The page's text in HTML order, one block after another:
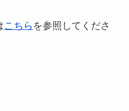
こちら を参照してくださ